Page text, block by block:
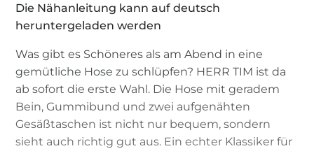
Die Nähanleitung kann auf deutsch
heruntergeladen werden
Was gibt es Schöneres als am Abend in eine
gemütliche Hose zu schlüpfen? HERR TIM ist da
ab sofort die erste Wahl. Die Hose mit geradem
Bein, Gummibund und zwei aufgenähten
Gesäßtaschen ist nicht nur bequem, sondern
sieht auch richtig gut aus. Ein echter Klassiker für